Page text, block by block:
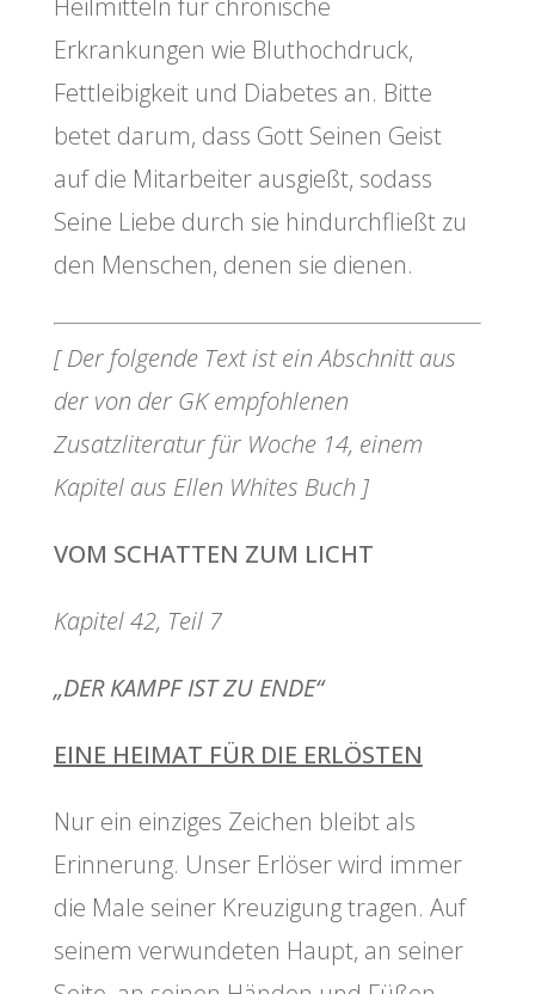
Heilmitteln für chronische
Erkrankungen wie Bluthochdruck,
Fettleibigkeit und Diabetes an. Bitte
betet darum, dass Gott Seinen Geist
auf die Mitarbeiter ausgießt, sodass
Seine Liebe durch sie hindurchfließt zu
den Menschen, denen sie dienen.
[ Der folgende Text ist ein Abschnitt aus
der von der GK empfohlenen
Zusatzliteratur für Woche 14, einem
Kapitel aus Ellen Whites Buch ]
VOM SCHATTEN ZUM LICHT
Kapitel 42, Teil 7
„DER KAMPF IST ZU ENDE“
EINE HEIMAT FÜR DIE ERLÖSTEN
Nur ein einziges Zeichen bleibt als
Erinnerung. Unser Erlöser wird immer
die Male seiner Kreuzigung tragen. Auf
seinem verwundeten Haupt, an seiner